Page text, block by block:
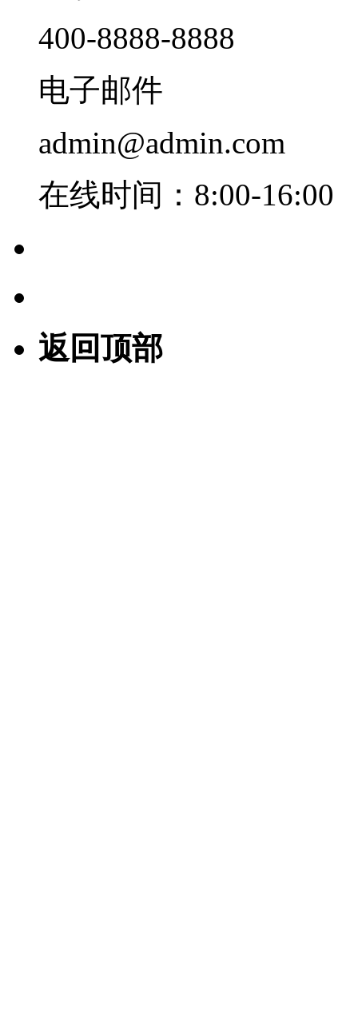
400-8888-8888
电子邮件
admin@admin.com
在线时间：8:00-16:00
返回顶部